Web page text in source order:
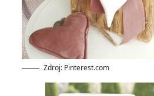
Zdroj: Pinterest.com